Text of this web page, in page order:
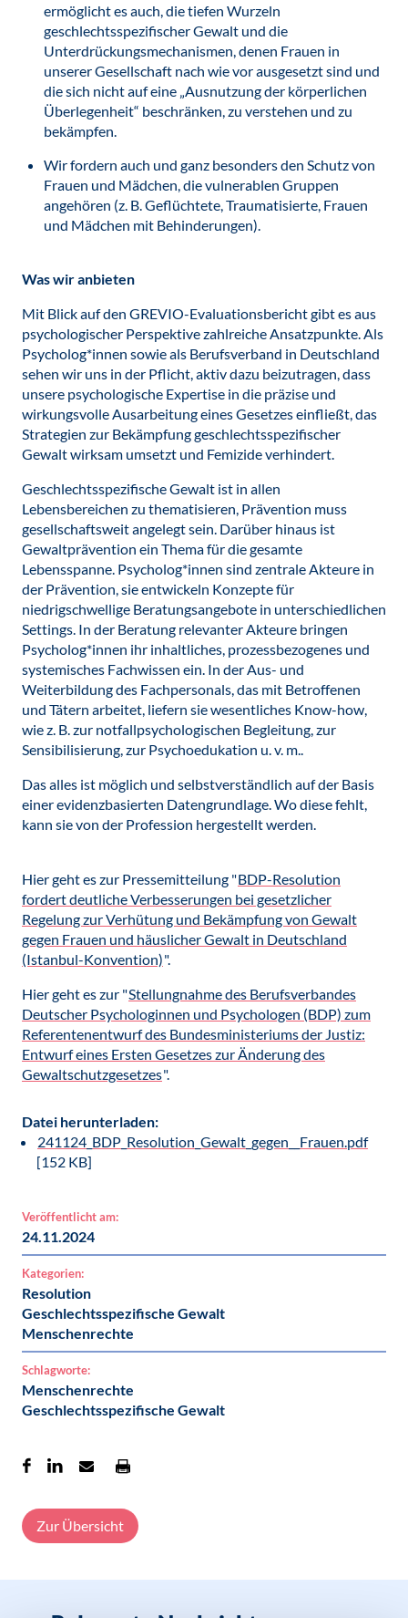
ermöglicht es auch, die tiefen Wurzeln
geschlechtsspezifischer Gewalt und die
Unterdrückungsmechanismen, denen Frauen in
unserer Gesellschaft nach wie vor ausgesetzt sind und
die sich nicht auf eine „Ausnutzung der körperlichen
Überlegenheit“ beschränken, zu verstehen und zu
bekämpfen.
Wir fordern auch und ganz besonders den Schutz von
Frauen und Mädchen, die vulnerablen Gruppen
angehören (z. B. Geflüchtete, Traumatisierte, Frauen
und Mädchen mit Behinderungen).
Was wir anbieten
Mit Blick auf den GREVIO-Evaluationsbericht gibt es aus
psychologischer Perspektive zahlreiche Ansatzpunkte. Als
Psycholog*innen sowie als Berufsverband in Deutschland
sehen wir uns in der Pflicht, aktiv dazu beizutragen, dass
unsere psychologische Expertise in die präzise und
wirkungsvolle Ausarbeitung eines Gesetzes einfließt, das
Strategien zur Bekämpfung geschlechtsspezifischer
Gewalt wirksam umsetzt und Femizide verhindert.
Geschlechtsspezifische Gewalt ist in allen
Lebensbereichen zu thematisieren, Prävention muss
gesellschaftsweit angelegt sein. Darüber hinaus ist
Gewaltprävention ein Thema für die gesamte
Lebensspanne. Psycholog*innen sind zentrale Akteure in
der Prävention, sie entwickeln Konzepte für
niedrigschwellige Beratungsangebote in unterschiedlichen
Settings. In der Beratung relevanter Akteure bringen
Psycholog*innen ihr inhaltliches, prozessbezogenes und
systemisches Fachwissen ein. In der Aus- und
Weiterbildung des Fachpersonals, das mit Betroffenen
und Tätern arbeitet, liefern sie wesentliches Know-how,
wie z. B. zur notfallpsychologischen Begleitung, zur
Sensibilisierung, zur Psychoedukation u. v. m..
Das alles ist möglich und selbstverständlich auf der Basis
einer evidenzbasierten Datengrundlage. Wo diese fehlt,
kann sie von der Profession hergestellt werden.
Hier geht es zur Pressemitteilung "BDP-Resolution
fordert deutliche Verbesserungen bei gesetzlicher
Regelung zur Verhütung und Bekämpfung von Gewalt
gegen Frauen und häuslicher Gewalt in Deutschland
(Istanbul-Konvention)".
Hier geht es zur "Stellungnahme des Berufsverbandes
Deutscher Psychologinnen und Psychologen (BDP) zum
Referentenentwurf des Bundesministeriums der Justiz:
Entwurf eines Ersten Gesetzes zur Änderung des
Gewaltschutzgesetzes".
Datei herunterladen:
241124_BDP_Resolution_Gewalt_gegen__Frauen.pdf
[152 KB]
Veröffentlicht am:
24.11.2024
Kategorien:
Resolution
Geschlechtsspezifische Gewalt
Menschenrechte
Schlagworte:
Menschenrechte
Geschlechtsspezifische Gewalt
Zur Übersicht